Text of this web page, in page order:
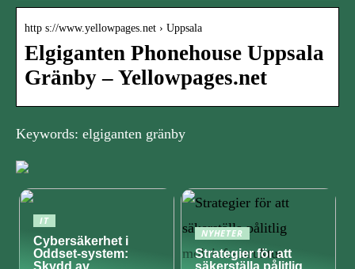
http s://www.yellowpages.net › Uppsala
Elgiganten Phonehouse Uppsala
Gränby – Yellowpages.net
Keywords: elgiganten gränby
IT
Cybersäkerhet i
Oddset-system:
NYHETER
Strategier för att